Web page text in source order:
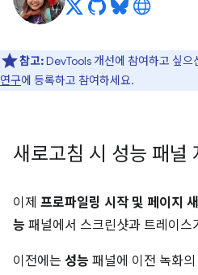
참고:DevTools 개선에 참여하고 싶으
연구에 등록하고 참여하세요.
새로고침 시 성능 패널
이제 프로파일링 시작 및 페이지
능 패널에서 스크린샷과 트레이스
이전에는 성능 패널에 이전 녹화